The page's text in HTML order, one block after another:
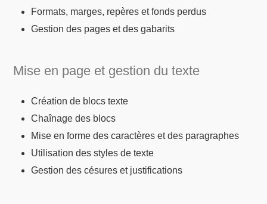
Formats, marges, repères et fonds perdus
Gestion des pages et des gabarits
Mise en page et gestion du texte
Création de blocs texte
Chaînage des blocs
Mise en forme des caractères et des paragraphes
Utilisation des styles de texte
Gestion des césures et justifications